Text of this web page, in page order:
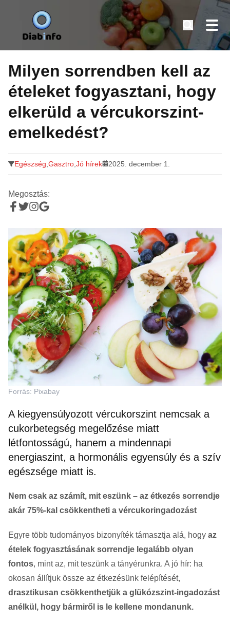
Tovább
tartalomra
Diabinfo.hu – Információk cukorbetegeknek
Milyen sorrendben kell az
ételeket fogyasztani, hogy
elkerüld a vércukorszint-
emelkedést?
Egészség Gasztro Jó hírek 2025. december 1.
Megosztás:
Forrás: Pixabay
A kiegyensúlyozott vércukorszint nemcsak a
cukorbetegség megelőzése miatt
létfontosságú, hanem a mindennapi
energiaszint, a hormonális egyensúly és a szív
egészsége miatt is.
Nem csak az számít, mit eszünk – az étkezés sorrendje
akár 75%-kal csökkentheti a vércukoringadozást
Egyre több tudományos bizonyíték támasztja alá, hogy az
ételek fogyasztásának sorrendje legalább olyan
fontos, mint az, mit teszünk a tányérunkra. A jó hír: ha
okosan állítjuk össze az étkezésünk felépítését,
drasztikusan csökkenthetjük a glükózszint-ingadozást
anélkül, hogy bármiről is le kellene mondanunk.